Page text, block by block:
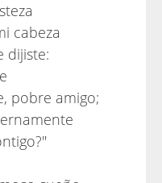
cabeza
dijiste:
pobre amigo;